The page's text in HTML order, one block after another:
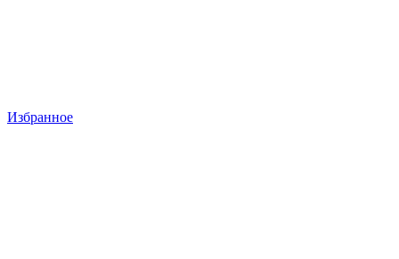
Избранное